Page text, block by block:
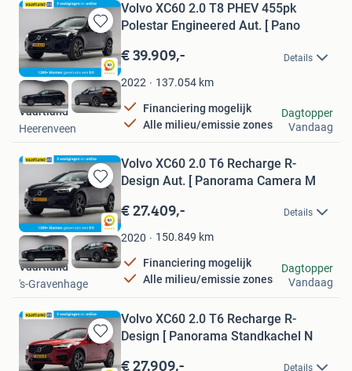
Bewaren
in
Mijn
Favorieten
Volvo XC60 2.0 T8 PHEV 455pk
Polestar Engineered Aut. [ Pano
€ 39.909,- Details
2022 137.054 km
Financiering mogelijk
Alle milieu/emissie zones
Vaartland
Heerenveen
Dagtopper
Vandaag
Bewaren
in
Mijn
Favorieten
Volvo XC60 2.0 T6 Recharge R-
Design Aut. [ Panorama Camera M
€ 27.409,- Details
2020 150.849 km
Financiering mogelijk
Alle milieu/emissie zones
Vaartland
's-Gravenhage
Dagtopper
Vandaag
Bewaren
in
Volvo XC60 2.0 T6 Recharge R-
Design [ Panorama Standkachel N
€ 27.909,- Details